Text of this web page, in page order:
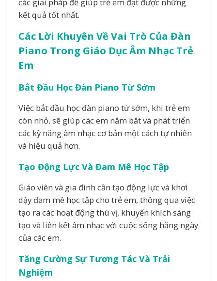
các giải pháp để giúp trẻ em đạt được những
kết quả tốt nhất.
Các Lời Khuyên Về Vai Trò Của Đàn
Piano Trong Giáo Dục Âm Nhạc Trẻ
Em
Bắt Đầu Học Đàn Piano Từ Sớm
Việc bắt đầu học đàn piano từ sớm, khi trẻ em
còn nhỏ, sẽ giúp các em nắm bắt và phát triển
các kỹ năng âm nhạc cơ bản một cách tự nhiên
và hiệu quả hơn.
Tạo Động Lực Và Đam Mê Học Tập
Giáo viên và gia đình cần tạo động lực và khơi
dậy đam mê học tập cho trẻ em, thông qua việc
tạo ra các hoạt động thú vị, khuyến khích sáng
tạo và liên kết âm nhạc với cuộc sống hằng ngày
của các em.
Tăng Cường Sự Tương Tác Và Trải
Nghiệm